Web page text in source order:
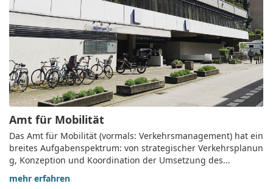
Amt für Mobilität
Das Amt für Mobilität (vormals: Verkehrsmanagement) hat ein
breites Aufgabenspektrum: von strategischer Verkehrsplanun
g, Konzeption und Koordination der Umsetzung des...
mehr erfahren